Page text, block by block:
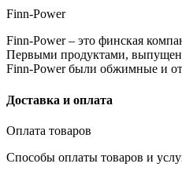
Finn-Power
Finn-Power – это финская
Первыми продуктами,
Finn-Power были обжимные и
Доставка и оплата
Оплата товаров
Способы оплаты товаров и